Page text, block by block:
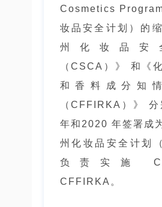
Cosmetics
妆品安全计划）的
州化妆品安
（CSCA）》 和《
和香料成分知
（CFFIRKA）》
年和2020 年签署成
州化妆品安全计划
负责实施
CFFIRKA。